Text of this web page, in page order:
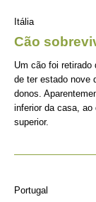
Itália
Cão
Um cão foi retirado
de ter estado nove
donos.
inferior da casa, ao
superior.
Portugal